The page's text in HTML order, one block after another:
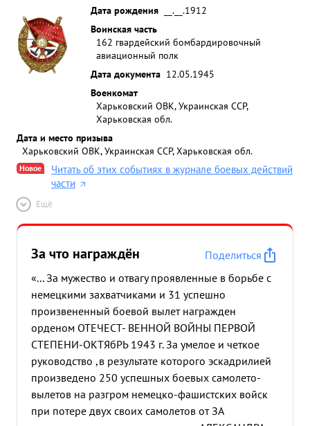
Дата рождения
__.__.1912
Воинская часть
162 гвардейский бомбардировочный
авиационный полк
Дата документа 12.05.1945
Военкомат
Харьковский ОВК, Украинская ССР,
Харьковская обл.
Дата и место призыва
Харьковский ОВК, Украинская ССР, Харьковская обл.
Новое
Читать об этих событиях в журнале боевых действий
части
Ещё
За что награждён
Поделиться
«... За мужество и отвагу проявленные в борьбе с
немецкими захватчиками и 31 успешно
произвененный боевой вылет награжден
орденом ОТЕЧЕСТ- ВЕННОЙ ВОЙНЫ ПЕРВОЙ
СТЕПЕНИ-ОКТЯбРЬ 1943 г. За умелое и четкое
руководство ,в результате которого эскадрилией
произведено 250 успешных боевых самолето-
вылетов на разгром немецко-фашистских войск
при потере двух своих самолетов от ЗА